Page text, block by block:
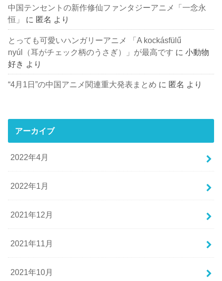
中国テンセントの新作修仙ファンタジーアニメ「一念永
恒」
に 匿名 より
とっても可愛いハンガリーアニメ 「A kockásfülű
nyúl（耳がチェック柄のうさぎ）」が最高です に小動物
好き
より
“4月1日”の中国アニメ関連重大発表まとめ に 匿名 より
アーカイブ
2022年4月
2022年1月
2021年12月
2021年11月
2021年10月